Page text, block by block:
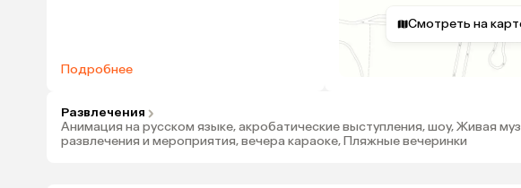
Подробнее
Смотреть на
Развлечения
Анимация на русском языке, акробатические выступления, шоу, Живая
развлечения и мероприятия, вечера караоке, Пляжные вечеринки